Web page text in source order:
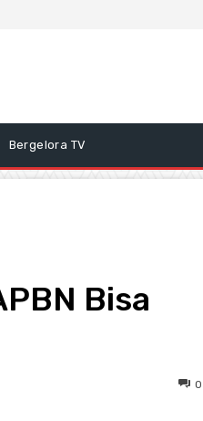
Bergelora TV
Bisa
0